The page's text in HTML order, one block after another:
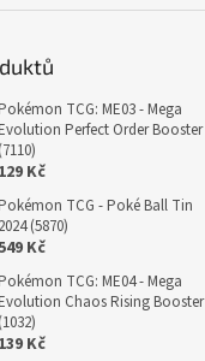
TCG: ME03 - Mega
Perfect Order Booster
(7110)
129 Kč
TCG - Poké Ball Tin
2024 (5870)
Kč
TCG: ME04 - Mega
Chaos Rising Booster
(1032)
139 Kč